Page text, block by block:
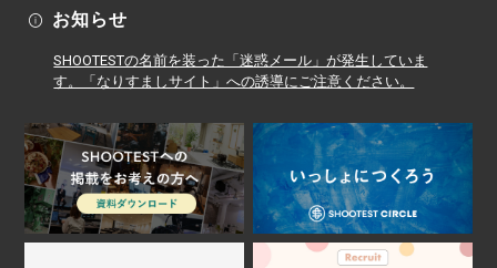
お知らせ
SHOOTESTの名前を装った「迷惑メール」が発生していま
す。「なりすましサイト」への誘導にご注意ください。